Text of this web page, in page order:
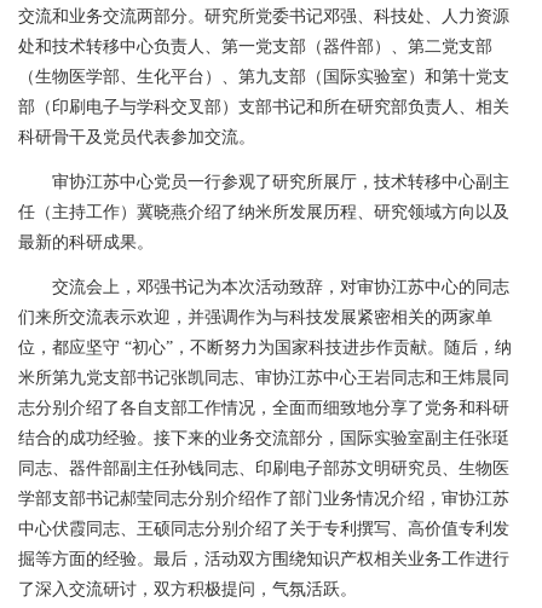
交流和业务交流两部分。研究所党委书记邓强、科技处、人力资源
处和技术转移中心负责人、第一党支部（器件部）、第二党支部
（生物医学部、生化平台）、第九支部（国际实验室）和第十党支
部（印刷电子与学科交叉部）支部书记和所在研究部负责人、相关
科研骨干及党员代表参加交流。
审协江苏中心党员一行参观了研究所展厅，技术转移中心副主
任（主持工作）冀晓燕介绍了纳米所发展历程、研究领域方向以及
最新的科研成果。
交流会上， 邓强书记为本次活动致辞，对审协江苏中心的同志
们来所交流表示欢迎，并强调作为与科技发展紧密相关的两家单
位，都应坚守 “初心”，不断努力为国家科技进步作贡献。随后，纳
米所第九党支部书记张凯同志 、审协江苏中心王岩同志和王炜晨同
志分别介绍了各自支部工作情况，全面而细致地分享了党务和科研
结合的成功经验。接下来的业务交流部分，国际实验室副主任张珽
同志、器件部副主任孙钱同志、印刷电子部苏文明研究员、生物医
学部支部书记郝莹同志分别介绍作了部门业务情况介绍，审协江苏
中心伏霞同志、王硕同志分别介绍了关于专利撰写、高价值专利发
掘等方面的经验。最后，活动双方围绕知识产权相关业务工作进行
了深入交流研讨，双方积极提问，气氛活跃。